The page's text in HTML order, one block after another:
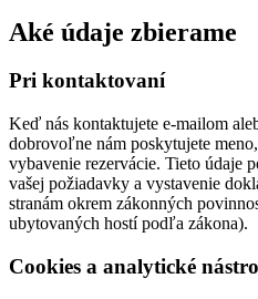
Aké údaje zbierame
Pri kontaktovaní
Keď nás kontaktujete e-mailom
dobrovoľne nám poskytujete
vybavenie rezervácie. Tieto údaje
vašej požiadavky a vystavenie
stranám okrem zákonných
ubytovaných hostí podľa zákona).
Cookies a analytické